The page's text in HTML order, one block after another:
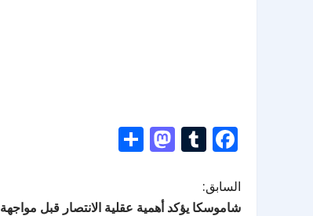
Facebook
Tumblr
Mastodon
السابق:
شاموسكا يؤكد أهمية عقلية الانتصار قبل